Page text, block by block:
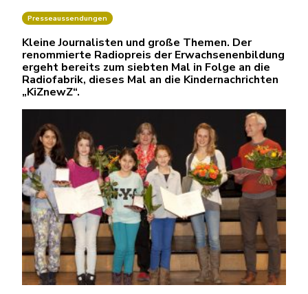
Presseaussendungen
Kleine Journalisten und große Themen. Der
renommierte Radiopreis der Erwachsenenbildung
ergeht bereits zum siebten Mal in Folge an die
Radiofabrik, dieses Mal an die Kindernachrichten
„KiZnewZ“.